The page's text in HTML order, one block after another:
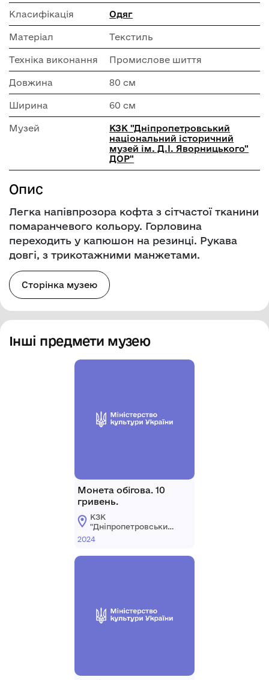
Класифікація Одяг
Матеріал Текстиль
Техніка виконання Промислове шиття
Довжина 80 см
Ширина 60 см
Музей
КЗК "Дніпропетровський
національний історичний
музей ім. Д.І. Яворницького"
ДОР"
Опис
Легка напівпрозора кофта з сітчастої тканини
помаранчевого кольору. Горловина
переходить у капюшон на резинці. Рукава
довгі, з трикотажними манжетами.
Сторінка музею
Інші предмети музею
Монета обігова. 10
гривень.
КЗК
"Дніпропетровський
національний
Д.І. Яворницького"
2024